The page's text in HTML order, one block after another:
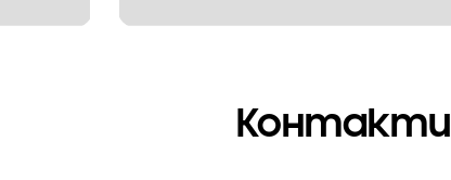
Контакти